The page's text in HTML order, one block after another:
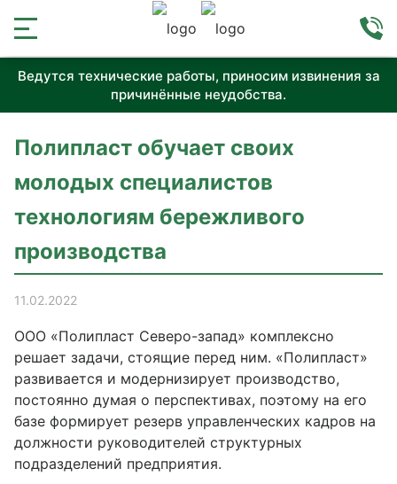
Ведутся технические работы, приносим извинения за
причинённые неудобства.
Полипласт обучает своих
молодых специалистов
технологиям бережливого
производства
11.02.2022
ООО «Полипласт Северо-запад» комплексно
решает задачи, стоящие перед ним. «Полипласт»
развивается и модернизирует производство,
постоянно думая о перспективах, поэтому на его
базе формирует резерв управленческих кадров на
должности руководителей структурных
подразделений предприятия.